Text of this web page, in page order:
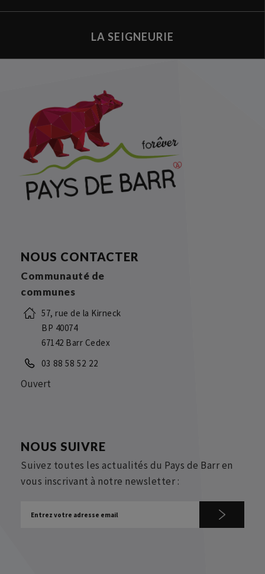
LA SEIGNEURIE
NOUS CONTACTER
Communauté de
communes
57, rue de la Kirneck
BP 40074
67142 Barr Cedex
03 88 58 52 22
Ouvert
NOUS SUIVRE
Suivez toutes les actualités du Pays de Barr en
vous inscrivant à notre newsletter :